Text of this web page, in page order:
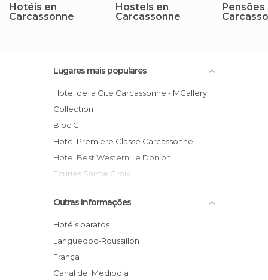
Hotéis en
Carcassonne
Hostels en
Carcassonne
Pensões
Lugares mais populares
Hotel de la Cité Carcassonne - MGallery
Collection
Bloc G
Hotel Premiere Classe Carcassonne
Hotel Best Western Le Donjon
Ecuries Sainte Croix
Logis Hôtel l'Etoile
Brit Hôtel Bosquet Carcassonne
Hotel Les logis des remparts
Cerise Carcassonne Nord
Hotel Montsegur
Outras informações
Hotéis baratos
Languedoc-Roussillon
França
Canal del Mediodía